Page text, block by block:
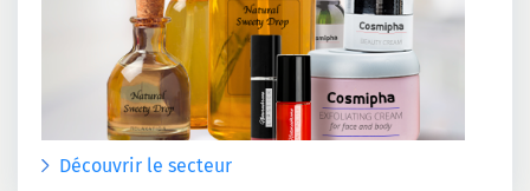
Découvrir le secteur